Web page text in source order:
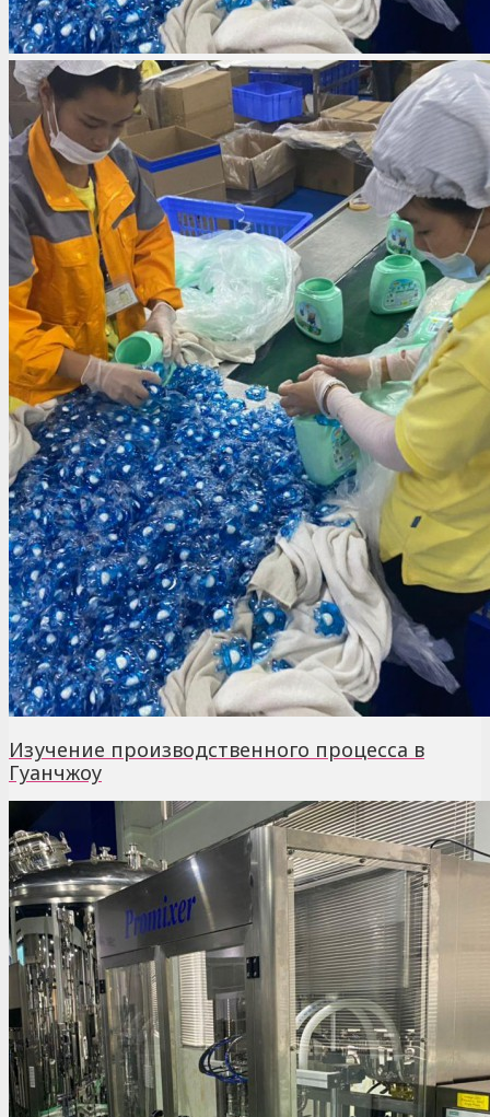
Изучение производственного процесса в
Гуанчжоу